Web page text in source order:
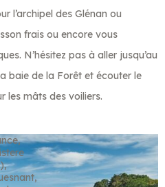
l’archipel des Glénan ou
frais ou encore vous
N’hésitez pas à aller jusqu’au
baie de la Forêt et écouter le
les mâts des voiliers.